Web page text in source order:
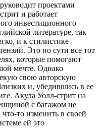
проектами
и работает
инвестиционного
литературе, так
и к стилистике
Это по сути все тот
которые помогают
мечте. Однако
свою авторскую
и, убедившись в ее
Акула Уолл-стрит на
с багажом не
то изменить в своей
ей это